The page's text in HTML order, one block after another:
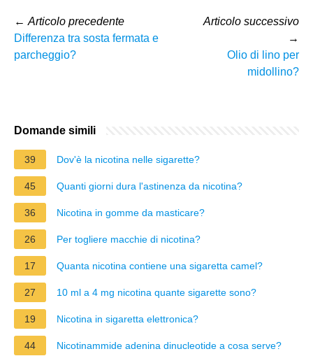
← Articolo precedente
Differenza tra sosta fermata e
parcheggio?
Articolo successivo
→
Olio di lino per
midollino?
Domande simili
39 Dov'è la nicotina nelle sigarette?
45 Quanti giorni dura l'astinenza da nicotina?
36 Nicotina in gomme da masticare?
26 Per togliere macchie di nicotina?
17 Quanta nicotina contiene una sigaretta camel?
27 10 ml a 4 mg nicotina quante sigarette sono?
19 Nicotina in sigaretta elettronica?
44 Nicotinammide adenina dinucleotide a cosa serve?